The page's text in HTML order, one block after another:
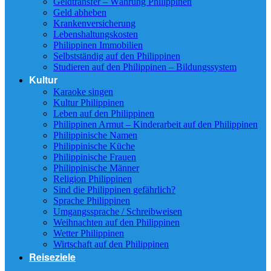
Geld abheben
Krankenversicherung
Lebenshaltungskosten
Philippinen Immobilien
Selbstständig auf den Philippinen
Studieren auf den Philippinen – Bildungssystem
Kultur
Karaoke singen
Kultur Philippinen
Leben auf den Philippinen
Philippinen Armut – Kinderarbeit auf den Philippinen
Philippinische Namen
Philippinische Küche
Philippinische Frauen
Philippinische Männer
Religion Philippinen
Sind die Philippinen gefährlich?
Sprache Philippinen
Umgangssprache / Schreibweisen
Weihnachten auf den Philippinen
Wetter Philippinen
Wirtschaft auf den Philippinen
Reiseziele